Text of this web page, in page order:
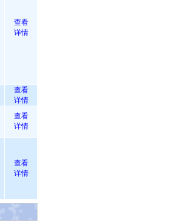
查看
详情
查看
详情
查看
详情
查看
详情